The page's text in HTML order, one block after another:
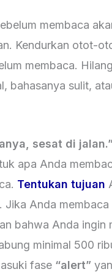
membaca
Kendurkan otot-
membaca.
bahasanya sulit,
sesat di jalan.”
apa Anda
Tentukan tujuan
Anda
bahwa Anda ingin
minimal 500
fase “alert”